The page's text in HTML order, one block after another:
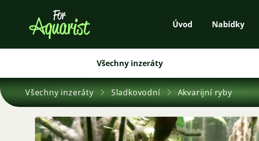
Úvod Nabídky
Všechny inzeráty
Všechny inzeráty Sladkovodní Akvarijní ryby